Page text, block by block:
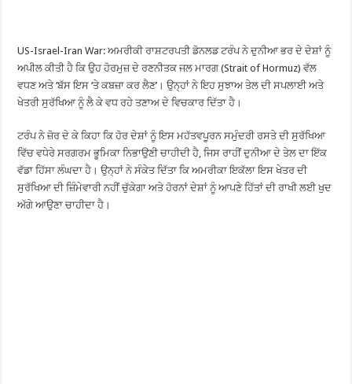
US-Israel-Iran War: ਅਮਰੀਕੀ ਰਾਸ਼ਟਰਪਤੀ ਡੋਨਲਡ ਟਰੰਪ ਨੇ ਦੁਨੀਆ ਭਰ ਦੇ ਦੇਸ਼ਾਂ ਨੂੰ
ਅਪੀਲ ਕੀਤੀ ਹੈ ਕਿ ਉਹ ਹੋਰਮੁਜ਼ ਦੇ ਰਣਨੀਤਕ ਜਲ ਮਾਰਗ (Strait of Hormuz) ਵੱਲ
ਵਧਣ ਅਤੇ ‘ਬੱਸ ਇਸ ‘ਤੇ ਕਬਜ਼ਾ ਕਰ ਲੈਣ’। ਉਨ੍ਹਾਂ ਨੇ ਇਹ ਸੁਝਾਅ ਤੇਲ ਦੀ ਸਪਲਾਈ ਅਤੇ
ਖੇਤਰੀ ਸੁਰੱਖਿਆ ਨੂੰ ਲੈ ਕੇ ਵਧ ਰਹੇ ਤਣਾਅ ਦੇ ਵਿਚਕਾਰ ਦਿੱਤਾ ਹੈ।
ਟਰੰਪ ਨੇ ਜ਼ੋਰ ਦੇ ਕੇ ਕਿਹਾ ਕਿ ਹੋਰ ਦੇਸ਼ਾਂ ਨੂੰ ਇਸ ਮਹੱਤਵਪੂਰਨ ਸਮੁੰਦਰੀ ਰਸਤੇ ਦੀ ਸੁਰੱਖਿਆ
ਵਿੱਚ ਵਧੇਰੇ ਸਰਗਰਮ ਭੂਮਿਕਾ ਨਿਭਾਉਣੀ ਚਾਹੀਦੀ ਹੈ, ਜਿਸ ਰਾਹੀਂ ਦੁਨੀਆ ਦੇ ਤੇਲ ਦਾ ਇੱਕ
ਵੱਡਾ ਹਿੱਸਾ ਲੰਘਦਾ ਹੈ। ਉਨ੍ਹਾਂ ਨੇ ਸੰਕੇਤ ਦਿੱਤਾ ਕਿ ਅਮਰੀਕਾ ਇਕੱਲਾ ਇਸ ਖੇਤਰ ਦੀ
ਸੁਰੱਖਿਆ ਦੀ ਜ਼ਿੰਮੇਵਾਰੀ ਨਹੀਂ ਚੁੱਕੇਗਾ ਅਤੇ ਹੋਰਨਾਂ ਦੇਸ਼ਾਂ ਨੂੰ ਆਪਣੇ ਹਿੱਤਾਂ ਦੀ ਰਾਖੀ ਲਈ ਖੁਦ
ਅੱਗੇ ਆਉਣਾ ਚਾਹੀਦਾ ਹੈ।